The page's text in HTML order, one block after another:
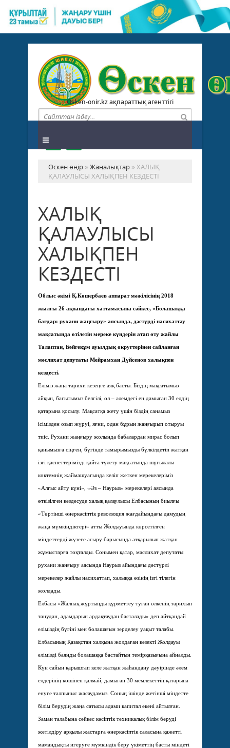
Osken-onir.kz ақпараттық агенттігі
Өскен өңір »Жаңалықтар » ХАЛЫҚ
ҚАЛАУЛЫСЫ ХАЛЫҚПЕН КЕЗДЕСТІ
ХАЛЫҚ
ҚАЛАУЛЫСЫ
ХАЛЫҚПЕН
КЕЗДЕСТІ
Облыс әкімі Қ.Көшербаев аппарат мәжілісінің 2018
жылғы 26 ақпандағы хаттамасына сәйкес, «Болашаққа
бағдар: рухани жаңғыру» аясында, дәстүрді насихаттау
мақсатында өтілетін мереке күндерін атап өту жайлы
Талаптан, Бәйгеқұм ауылдық округтерінен сайланған
мәслихат депутаты Мейрамхан Дүйсенов халықпен
кездесті.
Еліміз жаңа тарихи кезеңге аяқ басты. Біздің мақсатымыз
айқын, бағытымыз белгілі, ол – әлемдегі ең дамыған 30 елдің
қатарына қосылу. Мақсатқа жету үшін біздің санамыз
ісімізден озып жүруі, яғни, одан бұрын жаңғырып отыруы
тиіс. Рухани жаңғыру жолында бабалардан мирас болып
қанымызға сіңген, бүгінде тамырымызды бүлкілдетіп жатқан
ізгі қасиеттерімізді қайта түлету мақсатында шұғылалы
көктемнің жаймашуағында келіп жеткен мерекелеріміз
«Алғыс айту күні», «Әз – Наурыз» мерекелері аясында
өткізілген кездесуде халық қалаулысы Елбасының биылғы
«Төртінші өнеркәсіптік революция жағдайындағы дамудың
жаңа мүмкіндіктері» атты Жолдауында көрсетілген
міндеттерді жүзеге асыру барысында атқарылып жатқан
жұмыстарға тоқталды. Сонымен қатар, мәслихат депутаты
рухани жаңғыру аясында Наурыз айындағы дәстүрлі
мерекелер жайлы насихаттап, халыққа өзінің ізгі тілегін
жолдады.
Елбасы «Жалпақ жұртыңды құрметтеу туған өлкенің тарихын
танудан, адамдарын ардақтаудан басталады» деп айтқандай
еліміздің бүгіні мен болашағын зерделеу уақыт талабы.
Елбасының Қазақстан халқына жолдаған кезекті Жолдауы
елімізді баянды болашаққа бастайтын темірқазығына айналды.
Күн сайын қарыштап келе жатқан жаһандану дәуірінде әлем
елдерінің көшінен қалмай, дамыған 30 мемлекеттің қатарына
енуге талпыныс жасаудамыз. Соның ішінде жетінші міндетте
білім берудің жаңа сатысы адами капитал екені айтылған.
Заман талабына сәйкес кәсіптік техникалық білім беруді
жетілдіру арқылы жастарға өнеркәсіптік саласына қажетті
мамандықты игеруге мүмкіндік беру үкіметтің басты міндеті